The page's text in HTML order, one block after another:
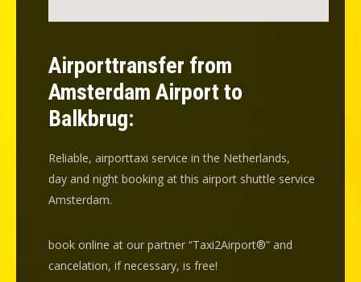
Airporttransfer from
Amsterdam Airport to
Balkbrug:
Reliable, airporttaxi service in the Netherlands,
day and night booking at this airport shuttle service
Amsterdam.
book online at our partner “Taxi2Airport®” and
cancelation, if necessary, is free!